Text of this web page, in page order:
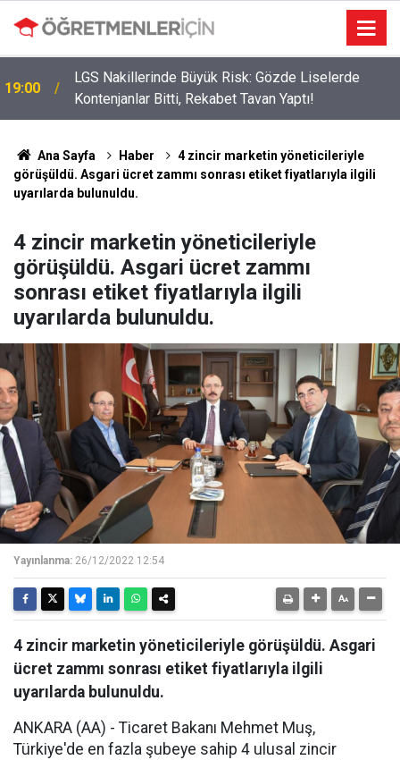
19:00
LGS Nakillerinde Büyük Risk: Gözde Liselerde
Kontenjanlar Bitti, Rekabet Tavan Yaptı!
Ana Sayfa Haber
4 zincir marketin yöneticileriyle
görüşüldü. Asgari ücret zammı sonrası etiket fiyatlarıyla ilgili
uyarılarda bulunuldu.
4 zincir marketin yöneticileriyle
görüşüldü. Asgari ücret zammı
sonrası etiket fiyatlarıyla ilgili
uyarılarda bulunuldu.
Yayınlanma: 26/12/2022 12:54
4 zincir marketin yöneticileriyle görüşüldü. Asgari
ücret zammı sonrası etiket fiyatlarıyla ilgili
uyarılarda bulunuldu.
ANKARA (AA) - Ticaret Bakanı Mehmet Muş,
Türkiye'de en fazla şubeye sahip 4 ulusal zincir